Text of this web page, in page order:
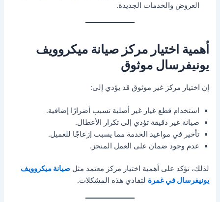
العروض والخدمات الجديدة.
أهمية اختيار مركز صيانة ميكروويف
يونيفرسال موثوق
إن اختيار مركز غير موثوق قد يؤدي إلى:
استخدام قطع غيار غير أصلية تسبب أضرارًا إضافية.
صيانة غير دقيقة تؤدي إلى تكرار الأعطال.
تأخير في مواعيد الخدمة مما يسبب إزعاجًا للعميل.
عدم وجود ضمان على العمل المنجز.
لذلك، نؤكد على أهمية اختيار مركز معتمد مثلصيانة ميكروويف
يونيفرسال في غمرة لتفادي هذه المشكلات.